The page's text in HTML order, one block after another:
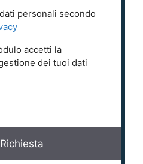
personali secondo
accetti la
dei tuoi dati